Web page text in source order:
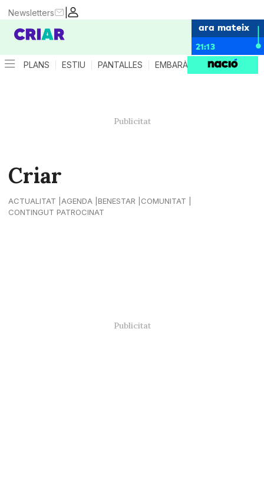
|
Newsletters
ara mateix
21:13
PLANS ESTIU PANTALLES EMBARÀS CRIANÇA
Criar
ACTUALITAT AGENDA BENESTAR
COMUNITAT
CONTINGUT PATROCINAT